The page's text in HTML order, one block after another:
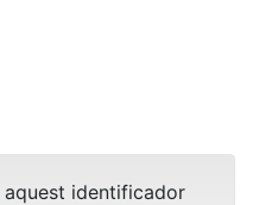
identificador